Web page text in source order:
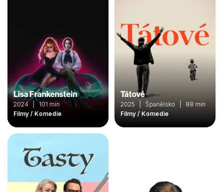
Lisa Frankenstein
2024 | 101 min
Filmy / Komedie
Tátové
2025 | Španělsko | 88 min
Filmy / Komedie